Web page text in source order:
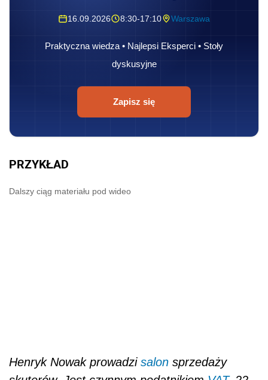
16.09.2026 8:30-17:10 Warszawa
Praktyczna wiedza • Najlepsi Eksperci • Stoły
dyskusyjne
Zapisz się
PRZYKŁAD
Dalszy ciąg materiału pod wideo
Henryk Nowak prowadzi salon sprzedaży